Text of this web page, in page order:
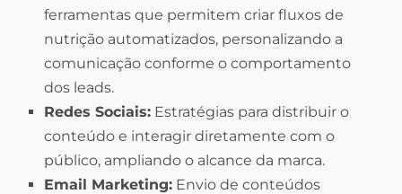
ferramentas que permitem criar fluxos de
nutrição automatizados, personalizando a
comunicação conforme o comportamento
dos leads.
Redes Sociais: Estratégias para distribuir o
conteúdo e interagir diretamente com o
público, ampliando o alcance da marca.
Email Marketing: Envio de conteúdos